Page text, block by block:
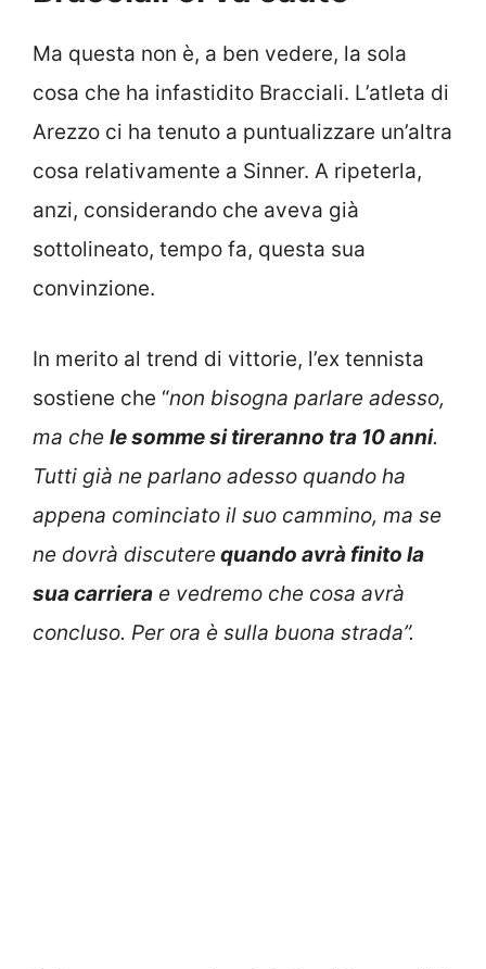
Ma questa non è, a ben vedere, la sola
cosa che ha infastidito Bracciali. L’atleta di
Arezzo ci ha tenuto a puntualizzare un’altra
cosa relativamente a Sinner. A ripeterla,
anzi, considerando che aveva già
sottolineato, tempo fa, questa sua
convinzione.
In merito al trend di vittorie, l’ex tennista
sostiene che “non bisogna parlare adesso,
ma che le somme si tireranno tra 10 anni.
Tutti già ne parlano adesso quando ha
appena cominciato il suo cammino, ma se
ne dovrà discuterequando avrà finito la
sua carriera e vedremo che cosa avrà
concluso. Per ora è sulla buona strada”.